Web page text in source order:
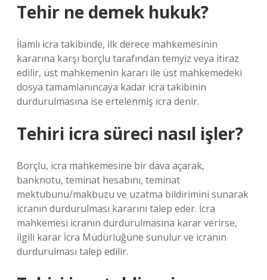
Tehir ne demek hukuk?
İlamlı icra takibinde, ilk derece mahkemesinin
kararına karşı borçlu tarafından temyiz veya itiraz
edilir, üst mahkemenin kararı ile üst mahkemedeki
dosya tamamlanıncaya kadar icra takibinin
durdurulmasına ise ertelenmiş icra denir.
Tehiri icra süreci nasıl işler?
Borçlu, icra mahkemesine bir dava açarak,
banknotu, teminat hesabını, teminat
mektubunu/makbuzu ve uzatma bildirimini sunarak
icranın durdurulması kararını talep eder. İcra
mahkemesi icranın durdurulmasına karar verirse,
ilgili karar İcra Müdürlüğüne sunulur ve icranın
durdurulması talep edilir.